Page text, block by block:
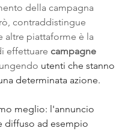
della campagna
contraddistingue
altre piattaforme è la
effettuare campagne
utenti che stanno
determinata azione.
meglio: l'annuncio
diffuso ad esempio